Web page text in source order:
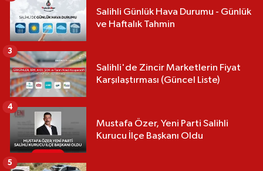
Salihli Günlük Hava Durumu - Günlük
ve Haftalık Tahmin
Salihli'de Zincir Marketlerin Fiyat
Karşılaştırması (Güncel Liste)
3
Mustafa Özer, Yeni Parti Salihli
Kurucu İlçe Başkanı Oldu
4
5